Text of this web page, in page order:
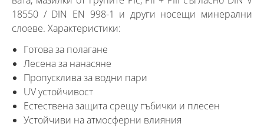
18550 / DIN EN 998-1 и други носещи минерални
слоеве. Характеристики:
Готова за полагане
Лесена за нанасяне
Пропусклива за водни пари
UV устойчивост
Естествена защита срещу гъбички и плесен
Устойчиви на атмосферни влияния